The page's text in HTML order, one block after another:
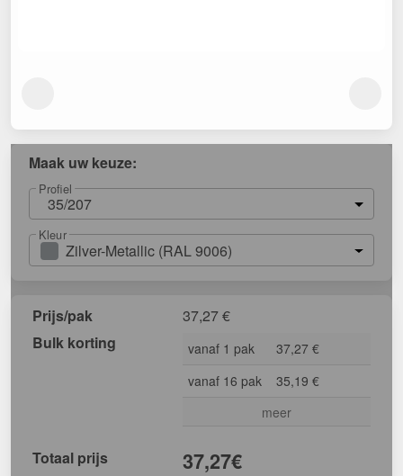
Maak uw keuze:
Profiel
35/207
Kleur
Zilver-Metallic (RAL 9006)
Prijs/pak 37,27€
Bulk korting
vanaf 1 pak
37,27 €
vanaf 16 pak
35,19 €
meer
Totaal prijs 37,27€